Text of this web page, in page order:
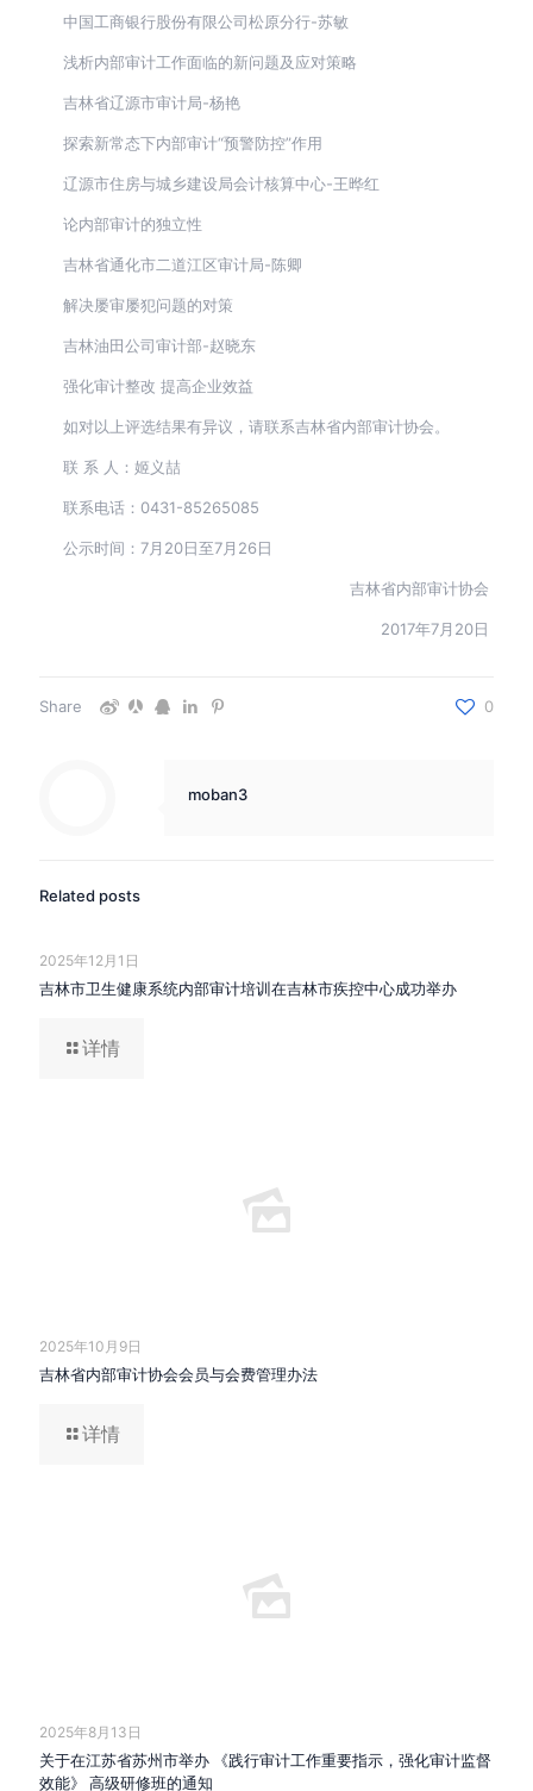
中国工商银行股份有限公司松原分行-苏敏
浅析内部审计工作面临的新问题及应对策略
吉林省辽源市审计局-杨艳
探索新常态下内部审计“预警防控”作用
辽源市住房与城乡建设局会计核算中心-王晔红
论内部审计的独立性
吉林省通化市二道江区审计局-陈卿
解决屡审屡犯问题的对策
吉林油田公司审计部-赵晓东
强化审计整改 提高企业效益
如对以上评选结果有异议，请联系吉林省内部审计协会。
联 系 人：姬义喆
联系电话：0431-85265085
公示时间：7月20日至7月26日
吉林省内部审计协会
2017年7月20日
Share 0
moban3
Related posts
2025年12月1日
吉林市卫生健康系统内部审计培训在吉林市疾控中心成功举办
详情
2025年10月9日
吉林省内部审计协会会员与会费管理办法
详情
2025年8月13日
关于在江苏省苏州市举办 《践行审计工作重要指示，强化审计监督
效能》 高级研修班的通知